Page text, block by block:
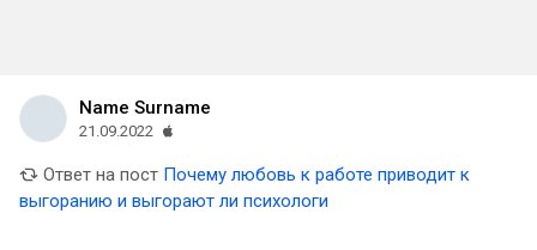
Name Surname
21.09.2022
Ответ на пост Почему любовь к работе приводит к
выгоранию и выгорают ли психологи